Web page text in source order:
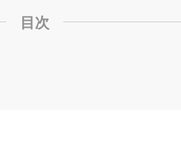
目次